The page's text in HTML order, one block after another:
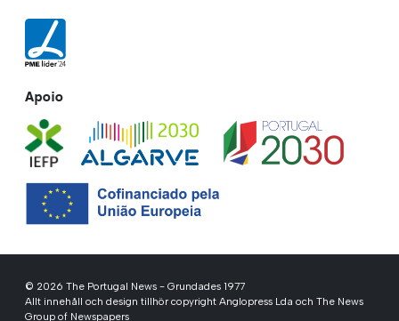
Apoio
© 2026 The Portugal News - Grundades 1977
Allt innehåll och design tillhör copyright Anglopress Lda och The News
Group of Newspapers